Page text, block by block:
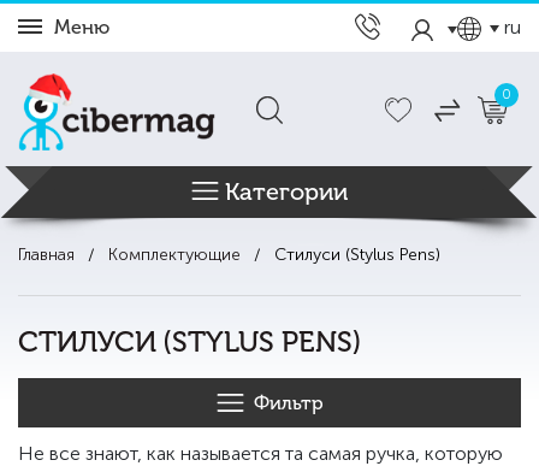
Меню ru
0
Категории
Главная Комплектующие Стилуси (Stylus Pens)
СТИЛУСИ (STYLUS PENS)
Фильтр
Не все знают, как называется та самая ручка, которую